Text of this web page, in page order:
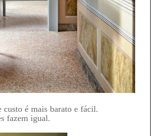
custo é mais barato e fácil.
fazem igual.